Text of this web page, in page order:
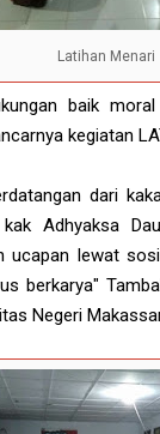
Latihan Menari
baik
kegiatan
dari
Adhyaksa
ucapan lewat
berkarya"
Negeri